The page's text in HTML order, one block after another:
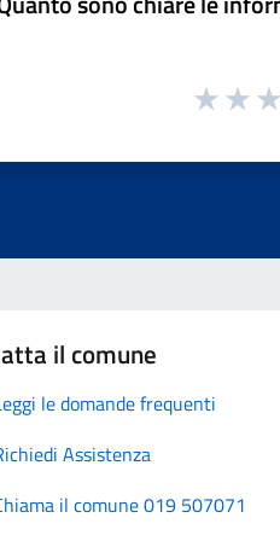
il comune
le domande frequenti
Assistenza
il comune 019 507071